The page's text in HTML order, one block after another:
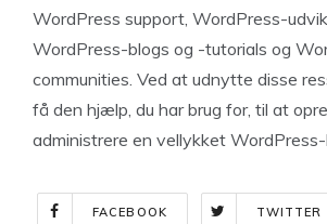
WordPress support, WordPress-
WordPress-blogs og -tutorials og
communities. Ved at udnytte disse
få den hjælp, du har brug for, til at
administrere en vellykket
FACEBOOK TWITTER